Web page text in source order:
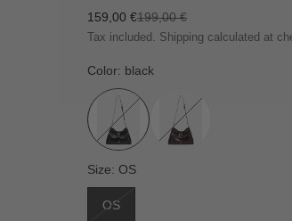
Sale price
159,00 €Regular price
199,00 €
Tax included. Shipping calculated at